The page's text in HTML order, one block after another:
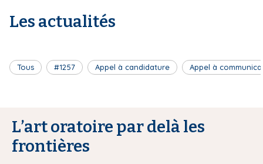
Les actualités
Tous #1257 Appel à candidature Appel à
L’art oratoire par delà les
frontières